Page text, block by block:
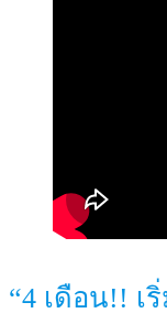
“4 เดือน!! เ